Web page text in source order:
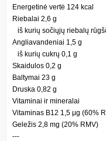
Energetinė vertė 124 kcal
Riebalai 2,6 g
iš kurių sočiųjų riebalų
Angliavandeniai 1,5 g
iš kurių cukrų 0,1 g
Skaidulos 0,2 g
Baltymai 23 g
Druska 0,82 g
Vitaminai ir mineralai
Vitaminas B12 1,5 μg (60%
Geležis 2,8 mg (20% RMV)
---